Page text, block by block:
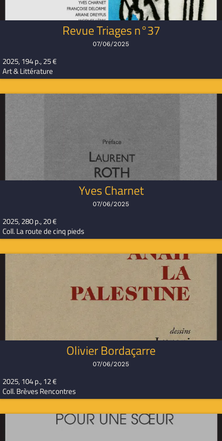
Revue Triages n°37
07/06/2025
2025, 194 p., 25 €
Art & Littérature
Yves Charnet
07/06/2025
2025, 280 p., 20 €
Coll. La route de cinq pieds
Olivier Bordaçarre
07/06/2025
2025, 104 p., 12 €
Coll. Brèves Rencontres